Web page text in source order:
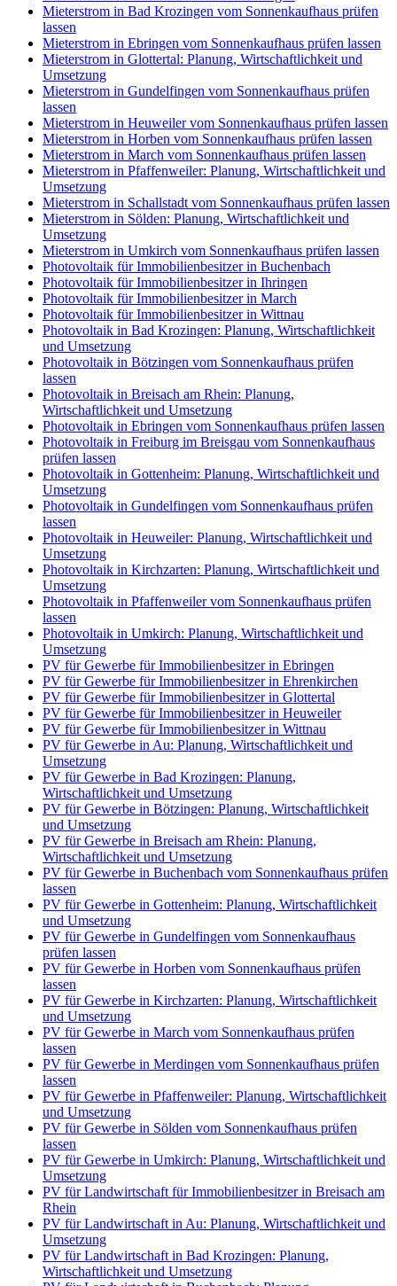
Mieterstrom in Bad Krozingen vom Sonnenkaufhaus prüfen
lassen
Mieterstrom in Ebringen vom Sonnenkaufhaus prüfen lassen
Mieterstrom in Glottertal: Planung, Wirtschaftlichkeit und
Umsetzung
Mieterstrom in Gundelfingen vom Sonnenkaufhaus prüfen
lassen
Mieterstrom in Heuweiler vom Sonnenkaufhaus prüfen lassen
Mieterstrom in Horben vom Sonnenkaufhaus prüfen lassen
Mieterstrom in March vom Sonnenkaufhaus prüfen lassen
Mieterstrom in Pfaffenweiler: Planung, Wirtschaftlichkeit und
Umsetzung
Mieterstrom in Schallstadt vom Sonnenkaufhaus prüfen lassen
Mieterstrom in Sölden: Planung, Wirtschaftlichkeit und
Umsetzung
Mieterstrom in Umkirch vom Sonnenkaufhaus prüfen lassen
Photovoltaik für Immobilienbesitzer in Buchenbach
Photovoltaik für Immobilienbesitzer in Ihringen
Photovoltaik für Immobilienbesitzer in March
Photovoltaik für Immobilienbesitzer in Wittnau
Photovoltaik in Bad Krozingen: Planung, Wirtschaftlichkeit
und Umsetzung
Photovoltaik in Bötzingen vom Sonnenkaufhaus prüfen
lassen
Photovoltaik in Breisach am Rhein: Planung,
Wirtschaftlichkeit und Umsetzung
Photovoltaik in Ebringen vom Sonnenkaufhaus prüfen lassen
Photovoltaik in Freiburg im Breisgau vom Sonnenkaufhaus
prüfen lassen
Photovoltaik in Gottenheim: Planung, Wirtschaftlichkeit und
Umsetzung
Photovoltaik in Gundelfingen vom Sonnenkaufhaus prüfen
lassen
Photovoltaik in Heuweiler: Planung, Wirtschaftlichkeit und
Umsetzung
Photovoltaik in Kirchzarten: Planung, Wirtschaftlichkeit und
Umsetzung
Photovoltaik in Pfaffenweiler vom Sonnenkaufhaus prüfen
lassen
Photovoltaik in Umkirch: Planung, Wirtschaftlichkeit und
Umsetzung
PV für Gewerbe für Immobilienbesitzer in Ebringen
PV für Gewerbe für Immobilienbesitzer in Ehrenkirchen
PV für Gewerbe für Immobilienbesitzer in Glottertal
PV für Gewerbe für Immobilienbesitzer in Heuweiler
PV für Gewerbe für Immobilienbesitzer in Wittnau
PV für Gewerbe in Au: Planung, Wirtschaftlichkeit und
Umsetzung
PV für Gewerbe in Bad Krozingen: Planung,
Wirtschaftlichkeit und Umsetzung
PV für Gewerbe in Bötzingen: Planung, Wirtschaftlichkeit
und Umsetzung
PV für Gewerbe in Breisach am Rhein: Planung,
Wirtschaftlichkeit und Umsetzung
PV für Gewerbe in Buchenbach vom Sonnenkaufhaus prüfen
lassen
PV für Gewerbe in Gottenheim: Planung, Wirtschaftlichkeit
und Umsetzung
PV für Gewerbe in Gundelfingen vom Sonnenkaufhaus
prüfen lassen
PV für Gewerbe in Horben vom Sonnenkaufhaus prüfen
lassen
PV für Gewerbe in Kirchzarten: Planung, Wirtschaftlichkeit
und Umsetzung
PV für Gewerbe in March vom Sonnenkaufhaus prüfen
lassen
PV für Gewerbe in Merdingen vom Sonnenkaufhaus prüfen
lassen
PV für Gewerbe in Pfaffenweiler: Planung, Wirtschaftlichkeit
und Umsetzung
PV für Gewerbe in Sölden vom Sonnenkaufhaus prüfen
lassen
PV für Gewerbe in Umkirch: Planung, Wirtschaftlichkeit und
Umsetzung
PV für Landwirtschaft für Immobilienbesitzer in Breisach am
Rhein
PV für Landwirtschaft in Au: Planung, Wirtschaftlichkeit und
Umsetzung
PV für Landwirtschaft in Bad Krozingen: Planung,
Wirtschaftlichkeit und Umsetzung